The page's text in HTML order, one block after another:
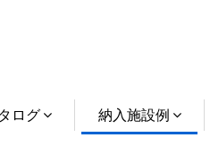
ログ 納入施設例